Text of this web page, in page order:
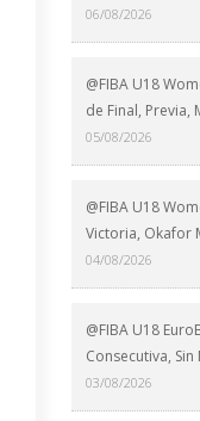
06/08/2026
@FIBA U18
de Final, Previa,
05/08/2026
@FIBA U18
Victoria, Okafor
04/08/2026
@FIBA U18
Consecutiva, Sin
03/08/2026